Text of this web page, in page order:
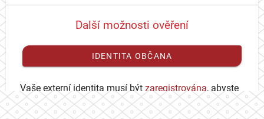
Další možnosti ověření
IDENTITA OBČANA
Vaše externí identita musí být zaregistrována, abyste
se mohli přihlásit ke svému CAS účtu.